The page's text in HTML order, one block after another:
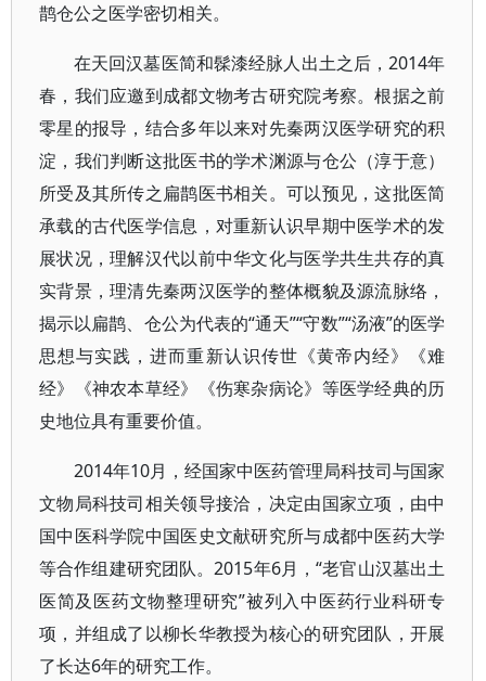
鹊仓公之医学密切相关。
在天回汉墓医简和髹漆经脉人出土之后，2014年
春，我们应邀到成都文物考古研究院考察。根据之前
零星的报导，结合多年以来对先秦两汉医学研究的积
淀，我们判断这批医书的学术渊源与仓公（淳于意）
所受及其所传之扁鹊医书相关。可以预见，这批医简
承载的古代医学信息，对重新认识早期中医学术的发
展状况，理解汉代以前中华文化与医学共生共存的真
实背景，理清先秦两汉医学的整体概貌及源流脉络，
揭示以扁鹊、仓公为代表的“通天”“守数”“汤液”的医学
思想与实践，进而重新认识传世《黄帝内经》《难
经》《神农本草经》《伤寒杂病论》等医学经典的历
史地位具有重要价值。
2014年10月，经国家中医药管理局科技司与国家
文物局科技司相关领导接洽，决定由国家立项，由中
国中医科学院中国医史文献研究所与成都中医药大学
等合作组建研究团队。2015年6月，“老官山汉墓出土
医简及医药文物整理研究”被列入中医药行业科研专
项，并组成了以柳长华教授为核心的研究团队，开展
了长达6年的研究工作。